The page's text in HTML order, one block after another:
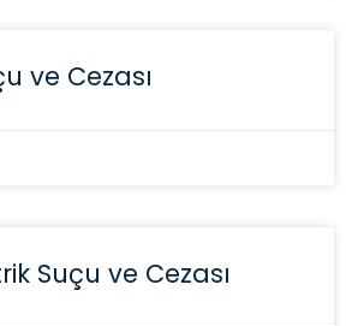
ve Cezası
Suçu ve Cezası